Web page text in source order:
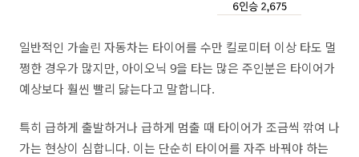
일반적인 가솔린 자동차는 타이어를 수만 킬로미터 이상 타도 멀
쩡한 경우가 많지만, 아이오닉 9을 타는 많은 주인분은 타이어가
예상보다 훨씬 빨리 닳는다고 말합니다.
특히 급하게 출발하거나 급하게 멈출 때 타이어가 조금씩 깎여 나
가는 현상이 심합니다. 이는 단순히 타이어를 자주 바꿔야 하는